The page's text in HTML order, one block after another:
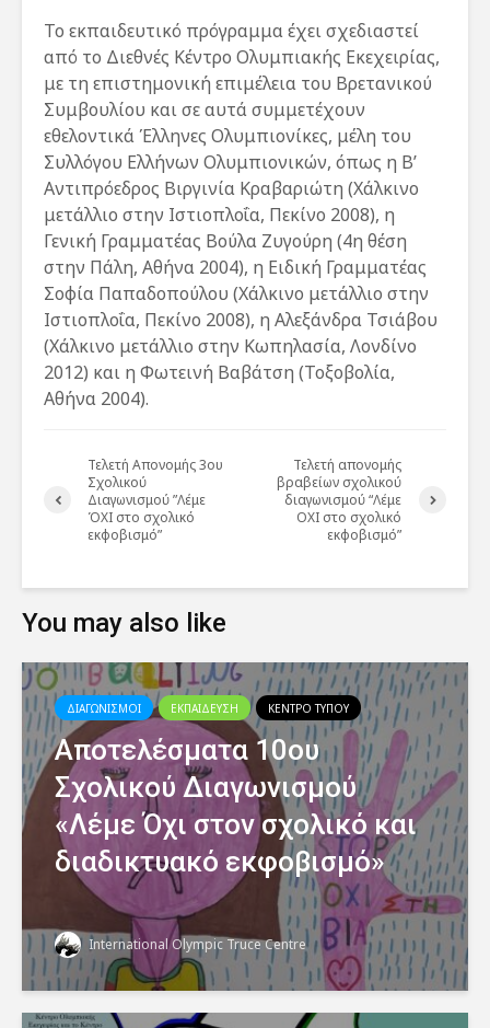
Το εκπαιδευτικό πρόγραμμα έχει σχεδιαστεί
από το Διεθνές Κέντρο Ολυμπιακής Εκεχειρίας,
με τη επιστημονική επιμέλεια του Βρετανικού
Συμβουλίου και σε αυτά συμμετέχουν
εθελοντικά Έλληνες Ολυμπιονίκες, μέλη του
Συλλόγου Ελλήνων Ολυμπιονικών, όπως η Β’
Αντιπρόεδρος Βιργινία Κραβαριώτη (Χάλκινο
μετάλλιο στην Ιστιοπλοΐα, Πεκίνο 2008), η
Γενική Γραμματέας Βούλα Ζυγούρη (4η θέση
στην Πάλη, Αθήνα 2004), η Ειδική Γραμματέας
Σοφία Παπαδοπούλου (Χάλκινο μετάλλιο στην
Ιστιοπλοΐα, Πεκίνο 2008), η Αλεξάνδρα Τσιάβου
(Χάλκινο μετάλλιο στην Κωπηλασία, Λονδίνο
2012) και η Φωτεινή Βαβάτση (Τοξοβολία,
Αθήνα 2004).
Τελετή Απονομής 3ου
Σχολικού
Διαγωνισμού ”Λέμε
ΌΧΙ στο σχολικό
εκφοβισμό”
Τελετή απονομής
βραβείων σχολικού
διαγωνισμού “Λέμε
ΟΧΙ στο σχολικό
εκφοβισμό”
You may also like
ΔΙΑΓΩΝΙΣΜΟΙ ΕΚΠΑΙΔΕΥΣΗ ΚΕΝΤΡΟ ΤΥΠΟΥ
Αποτελέσματα 10ου
Σχολικού Διαγωνισμού
«Λέμε Όχι στον σχολικό και
διαδικτυακό εκφοβισμό»
International Olympic Truce Centre